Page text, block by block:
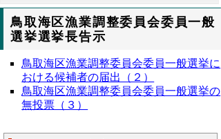
鳥取海区漁業調整委員会委員一般
選挙選挙長告示
鳥取海区漁業調整委員会委員一般選挙に
おける候補者の届出（２）
鳥取海区漁業調整委員会委員一般選挙の
無投票（３）